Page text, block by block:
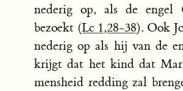
nederig op, als de engel
bezoekt (Lc 1,28-38). Ook
nederig op als hij van de
krijgt dat het kind dat
mensheid redding zal